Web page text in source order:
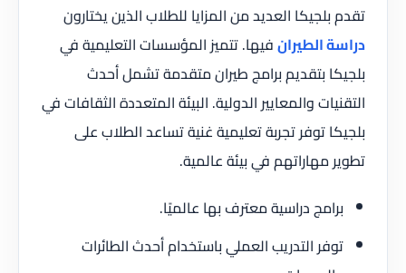
تقدم بلجيكا العديد من المزايا للطلاب الذين يختارون
دراسة الطيرانفيها. تتميز المؤسسات التعليمية في
بلجيكا بتقديم برامج طيران متقدمة تشمل أحدث
التقنيات والمعايير الدولية. البيئة المتعددة الثقافات في
بلجيكا توفر تجربة تعليمية غنية تساعد الطلاب على
تطوير مهاراتهم في بيئة عالمية.
برامج دراسية معترف بها عالميًا.
توفر التدريب العملي باستخدام أحدث الطائرات